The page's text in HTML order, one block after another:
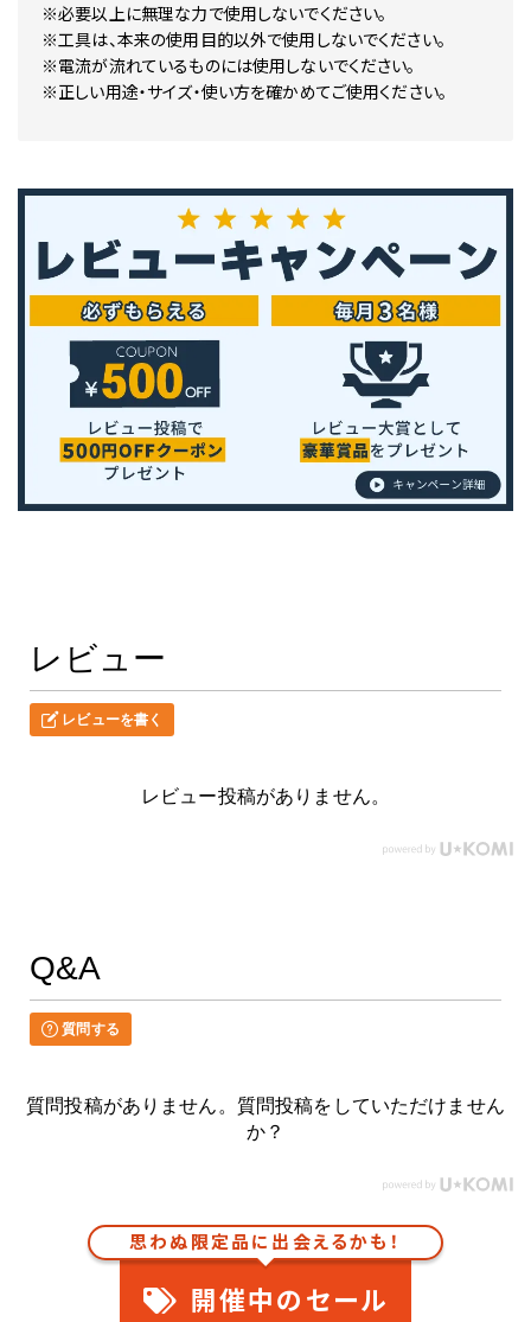
※必要以上に無理な力で使用しないでください。
※工具は、本来の使用目的以外で使用しないでください。
※電流が流れているものには使用しないでください。
※正しい用途・サイズ・使い方を確かめてご使用ください。
レビュー
レビューを書く
レビュー投稿がありません。
Q&A
質問する
質問投稿がありません。質問投稿をしていただけません
か？
思わぬ限定品に出会えるかも！
開催中のセール